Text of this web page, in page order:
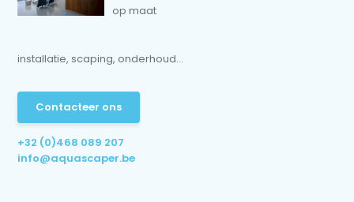
op maat
installatie, scaping, onderhoud...
Contacteer ons
+32 (0)468 089 207
info@aquascaper.be